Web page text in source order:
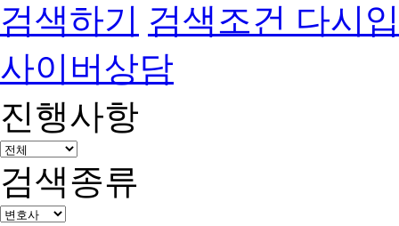
검색하기 검색조건 다시
사이버상담
진행사항
검색종류